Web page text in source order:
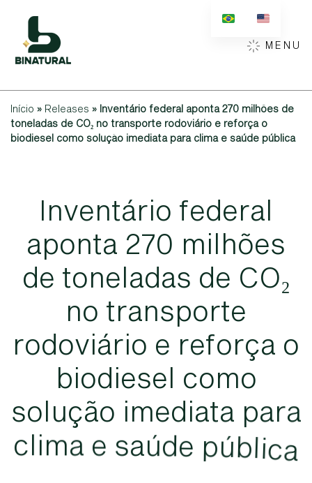
MENU
Início » Releases » Inventário federal aponta 270 milhões de
toneladas de CO₂ no transporte rodoviário e reforça o
biodiesel como solução imediata para clima e saúde pública
Inventário federal
aponta 270 milhões
de toneladas de CO₂
no transporte
rodoviário e reforça o
biodiesel como
solução imediata para
clima e saúde pública